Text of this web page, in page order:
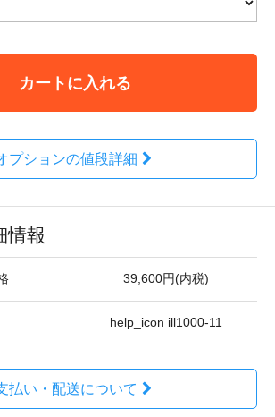
カートに入れる
プションの値段詳細
情報
39,600円(内税)
help_icon ill1000-11
払い・配送について